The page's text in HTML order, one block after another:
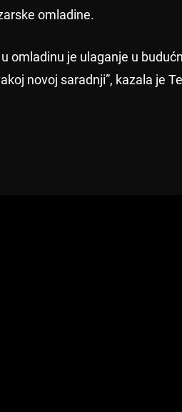
omladine.
omladinu je ulaganje u
novoj saradnji”, kazala je